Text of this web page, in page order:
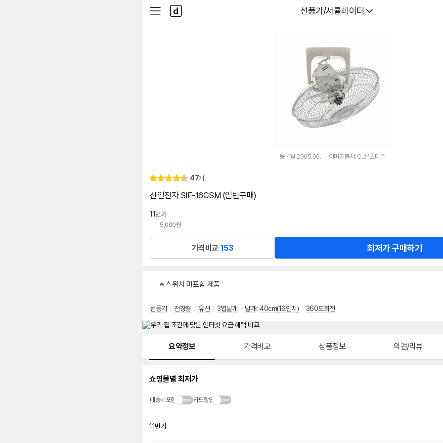
다나와
선풍기/서큘레이터
사
이
다
나
와
등록월 2005.06. 이미지출처: CJ온스타일
별
4.
리
47개
신일전자 SIF-16CSM (일반구매)
11번가
5,000원
가격비교 153 최저가 구매하기
※ 스위치 미포함 제품
선풍기 / 천장형 / 유선 / 3엽날개 / 날개: 40cm(16인치) / 360도회전
요약정보 가격비교 상품정보 의견/리뷰
쇼핑몰별 최저가
배송비포함 카드할인
11번가